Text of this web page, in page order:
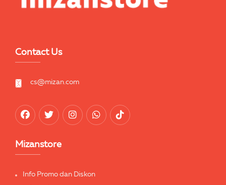
Contact Us
cs@mizan.com
Mizanstore
Info Promo dan Diskon